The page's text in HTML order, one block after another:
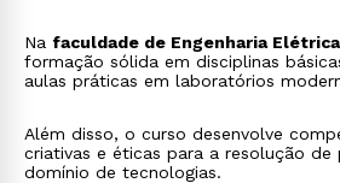
Na faculdade de Engenharia Elétrica
formação sólida em disciplinas
aulas práticas em laboratórios
Além disso, o curso desenvolve
criativas e éticas para a resolução de
domínio de tecnologias.